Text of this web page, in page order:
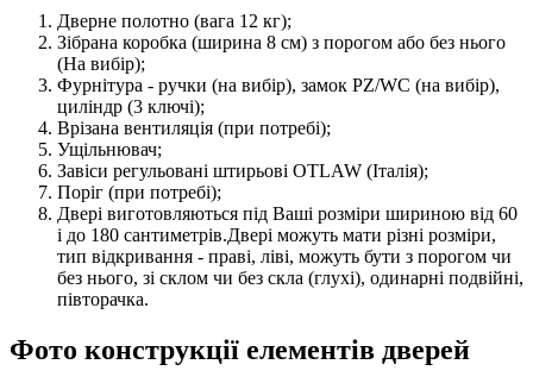
Дверне полотно (вага 12 кг);
Зібрана коробка (ширина 8 см) з порогом або без нього
(На вибір);
Фурнітура - ручки (на вибір), замок PZ/WC (на вибір),
циліндр (3 ключі);
Врізана вентиляція (при потребі);
Ущільнювач;
Завіси регульовані штирьові OTLAW (Італія);
Поріг (при потребі);
Двері виготовляються під Ваші розміри шириною від 60
і до 180 сантиметрів.Двері можуть мати різні розміри,
тип відкривання - праві, ліві, можуть бути з порогом чи
без нього, зі склом чи без скла (глухі), одинарні подвійні,
півторачка.
Фото конструкції елементів дверей